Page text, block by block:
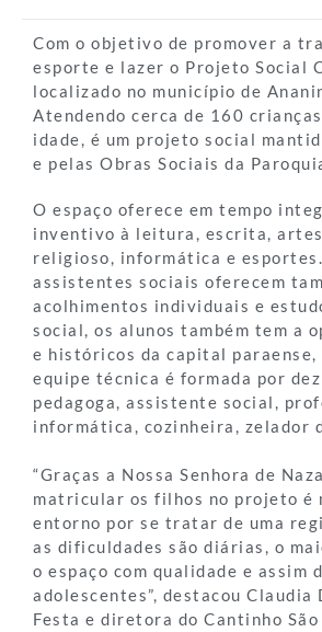
Com o objetivo de promover a
esporte e lazer o Projeto Social
localizado no município de
Atendendo cerca de 160
idade, é um projeto social
e pelas Obras Sociais da
O espaço oferece em tempo
inventivo à leitura, escrita,
religioso, informática e
assistentes sociais oferecem
acolhimentos individuais e
social, os alunos também tem
e históricos da capital paraense,
equipe técnica é formada por
pedagoga, assistente social,
informática, cozinheira, zelador
“Graças a Nossa Senhora de
matricular os filhos no projeto é
entorno por se tratar de uma
as dificuldades são diárias, o
o espaço com qualidade e
adolescentes”, destacou
Festa e diretora do Cantinho